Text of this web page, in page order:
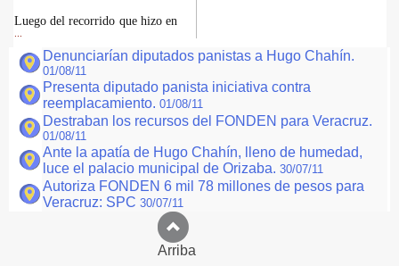
Luego del recorrido que hizo en
Denunciarían diputados panistas a Hugo Chahín.
01/08/11
Presenta diputado panista iniciativa contra
reemplacamiento. 01/08/11
Destraban los recursos del FONDEN para Veracruz.
01/08/11
Ante la apatía de Hugo Chahín, lleno de humedad,
luce el palacio municipal de Orizaba. 30/07/11
Autoriza FONDEN 6 mil 78 millones de pesos para
Veracruz: SPC 30/07/11
Arriba